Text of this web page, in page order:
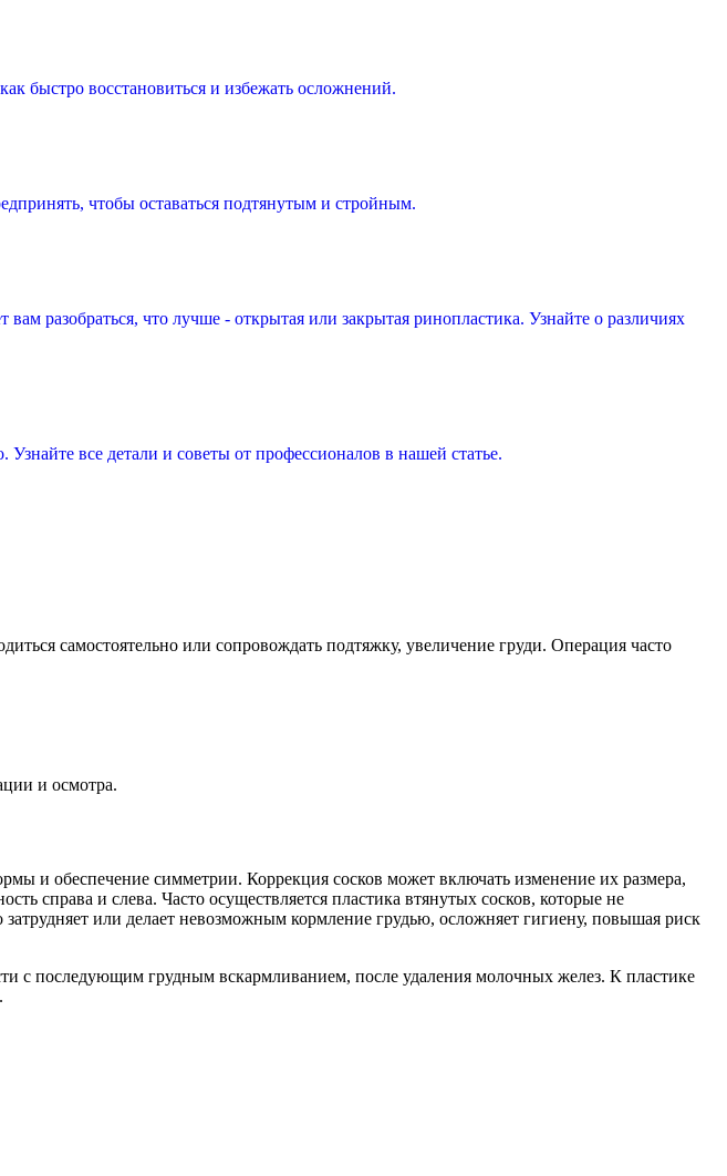
быстро восстановиться и избежать осложнений.
чтобы оставаться подтянутым и стройным.
разобраться, что лучше - открытая или закрытая ринопластика. Узнайте о различиях
все детали и советы от профессионалов в нашей статье.
самостоятельно или сопровождать подтяжку, увеличение груди. Операция часто
и осмотра.
и обеспечение симметрии. Коррекция сосков может включать изменение их размера,
справа и слева. Часто осуществляется пластика втянутых сосков, которые не
или делает невозможным кормление грудью, осложняет гигиену, повышая риск
с последующим грудным вскармливанием, после удаления молочных желез. К пластике